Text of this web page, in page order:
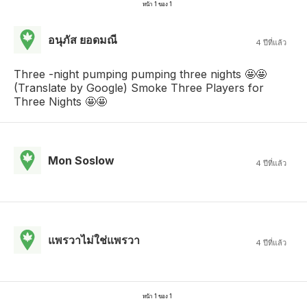
หน้า 1 ของ 1
อนุภัส ยอดมณี 4 ปีที่แล้ว
Three -night pumping pumping three nights 🤩🤩
(Translate by Google) Smoke Three Players for
Three Nights 🤩🤩
Mon Soslow 4 ปีที่แล้ว
แพรวาไม่ใช่แพรวา 4 ปีที่แล้ว
หน้า 1 ของ 1